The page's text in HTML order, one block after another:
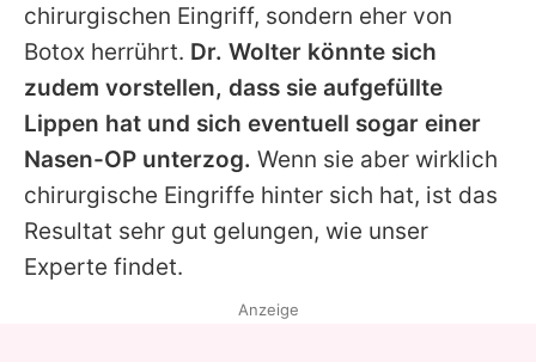
chirurgischen Eingriff, sondern eher von
Botox herrührt. Dr. Wolter könnte sich
zudem vorstellen, dass sie aufgefüllte
Lippen hat und sich eventuell sogar einer
Nasen-OP unterzog. Wenn sie aber wirklich
chirurgische Eingriffe hinter sich hat, ist das
Resultat sehr gut gelungen, wie unser
Experte findet.
Anzeige